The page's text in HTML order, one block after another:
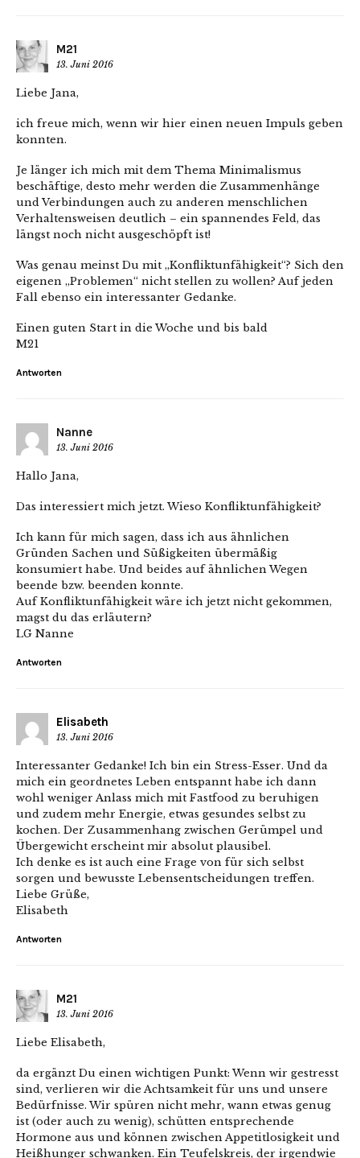
M21
13. Juni 2016
Liebe Jana,
ich freue mich, wenn wir hier einen neuen Impuls geben
konnten.
Je länger ich mich mit dem Thema Minimalismus
beschäftige, desto mehr werden die Zusammenhänge
und Verbindungen auch zu anderen menschlichen
Verhaltensweisen deutlich – ein spannendes Feld, das
längst noch nicht ausgeschöpft ist!
Was genau meinst Du mit „Konfliktunfähigkeit“? Sich den
eigenen „Problemen“ nicht stellen zu wollen? Auf jeden
Fall ebenso ein interessanter Gedanke.
Einen guten Start in die Woche und bis bald
M21
Antworten
Nanne
13. Juni 2016
Hallo Jana,
Das interessiert mich jetzt. Wieso Konfliktunfähigkeit?
Ich kann für mich sagen, dass ich aus ähnlichen
Gründen Sachen und Süßigkeiten übermäßig
konsumiert habe. Und beides auf ähnlichen Wegen
beende bzw. beenden konnte.
Auf Konfliktunfähigkeit wäre ich jetzt nicht gekommen,
magst du das erläutern?
LG Nanne
Antworten
Elisabeth
13. Juni 2016
Interessanter Gedanke! Ich bin ein Stress-Esser. Und da
mich ein geordnetes Leben entspannt habe ich dann
wohl weniger Anlass mich mit Fastfood zu beruhigen
und zudem mehr Energie, etwas gesundes selbst zu
kochen. Der Zusammenhang zwischen Gerümpel und
Übergewicht erscheint mir absolut plausibel.
Ich denke es ist auch eine Frage von für sich selbst
sorgen und bewusste Lebensentscheidungen treffen.
Liebe Grüße,
Elisabeth
Antworten
M21
13. Juni 2016
Liebe Elisabeth,
da ergänzt Du einen wichtigen Punkt: Wenn wir gestresst
sind, verlieren wir die Achtsamkeit für uns und unsere
Bedürfnisse. Wir spüren nicht mehr, wann etwas genug
ist (oder auch zu wenig), schütten entsprechende
Hormone aus und können zwischen Appetitlosigkeit und
Heißhunger schwanken. Ein Teufelskreis, der irgendwie